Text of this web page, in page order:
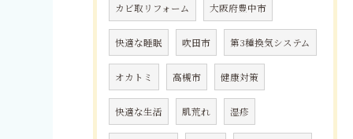
カビ取リフォーム 大阪府豊中市
快適な睡眠 吹田市 第3種換気システム
オカトミ 高槻市 健康対策
快適な生活 肌荒れ 湿疹